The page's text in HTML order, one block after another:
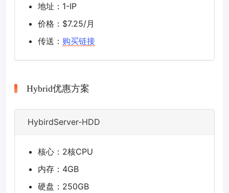
地址：1-IP
价格：$7.25/月
传送： 购买链接
Hybrid优惠方案
HybirdServer-HDD
核心：2核CPU
内存：4GB
硬盘：250GB